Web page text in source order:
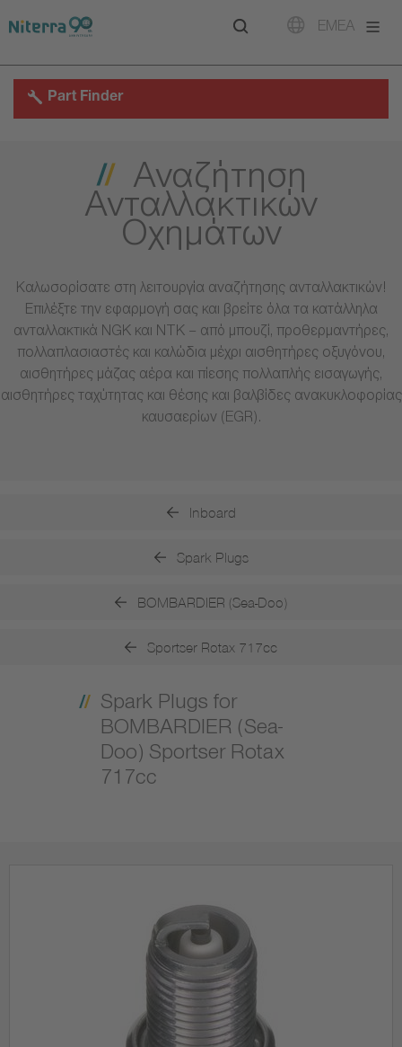
to
to
to
EMEA
Part Finder
Αναζήτηση
Ανταλλακτικών
Οχημάτων
Καλωσορίσατε στη λειτουργία αναζήτησης ανταλλακτικών!
Επιλέξτε την εφαρμογή σας και βρείτε όλα τα κατάλληλα
ανταλλακτικά NGK και NTK – από μπουζί, προθερμαντήρες,
πολλαπλασιαστές και καλώδια μέχρι αισθητήρες οξυγόνου,
αισθητήρες μάζας αέρα και πίεσης πολλαπλής εισαγωγής,
αισθητήρες ταχύτητας και θέσης και βαλβίδες ανακυκλοφορίας
καυσαερίων (EGR).
Inboard
Spark Plugs
BOMBARDIER (Sea-Doo)
Sportser Rotax 717cc
Spark Plugs for
BOMBARDIER (Sea-
Doo) Sportser Rotax
717cc